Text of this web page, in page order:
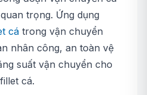
trọng. Ứng dụng
cá trong vận chuyển
nhân công, an toàn vệ
suất vận chuyển cho
cá.